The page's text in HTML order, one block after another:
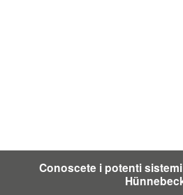
Conoscete i potenti